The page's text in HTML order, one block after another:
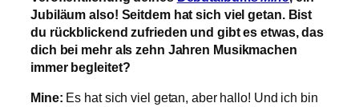
Jubiläum also! Seitdem hat sich viel getan. Bist
du rückblickend zufrieden und gibt es etwas, das
dich bei mehr als zehn Jahren Musikmachen
immer begleitet?
Mine: Es hat sich viel getan, aber hallo! Und ich bin